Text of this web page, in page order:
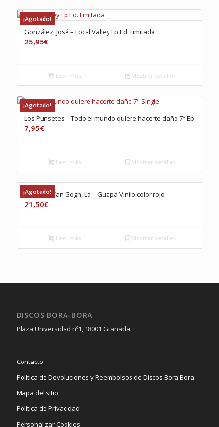
¡Agotado!
González, José – Local Valley Lp Ed. Limitada
25,95€
Leer más Mostrar detalles
¡Agotado!
Los Punsetes – Todo el mundo quiere hacerte daño 7″ Ep
7,95€
Leer más Mostrar detalles
¡Agotado!
Oreja de Van Gogh, La – Guapa Vinilo color rojo
21,50€
Leer más Mostrar detalles
DISCOS BORA-BORA
Plaza Universidad nº1, 18001 Granada.
Contacto
Política de Devoluciones y Reembolsos de Discos Bora Bora
Mapa del sitio
Política de Privacidad
Personalizar Cookies